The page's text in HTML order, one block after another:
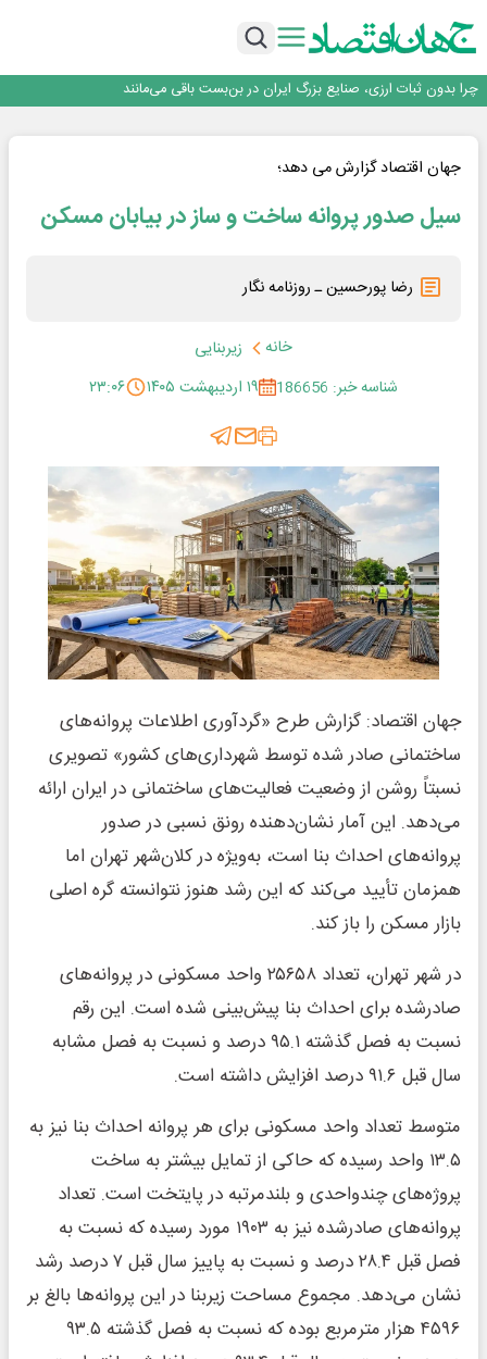
روزنامه ۱۷ مرداد
چرا بدون ثبات ارزی، صنایع بزرگ ایران در بن‌بست باقی می‌مانند
روزنامه ۱۷ مرداد
جهان اقتصاد گزارش می دهد؛
سیل صدور پروانه ساخت و ساز در بیابان مسکن
رضا پورحسین ـ روزنامه نگار
خانه
زیربنایی
شناسه خبر: 186656
۱۹ اردیبهشت ۱۴۰۵ ۲۳:۰۶
جهان اقتصاد: گزارش طرح «گردآوری اطلاعات پروانه‌های
ساختمانی صادر شده توسط شهرداری‌های کشور» تصویری
نسبتاً روشن از وضعیت فعالیت‌های ساختمانی در ایران ارائه
می‌دهد. این آمار نشان‌دهنده رونق نسبی در صدور
پروانه‌های احداث بنا است، به‌ویژه در کلان‌شهر تهران اما
همزمان تأیید می‌کند که این رشد هنوز نتوانسته گره اصلی
بازار مسکن را باز کند.
در شهر تهران، تعداد ۲۵۶۵۸ واحد مسکونی در پروانه‌های
صادرشده برای احداث بنا پیش‌بینی شده است. این رقم
نسبت به فصل گذشته ۹۵.۱ درصد و نسبت به فصل مشابه
سال قبل ۹۱.۶ درصد افزایش داشته است.
متوسط تعداد واحد مسکونی برای هر پروانه احداث بنا نیز به
۱۳.۵ واحد رسیده که حاکی از تمایل بیشتر به ساخت
پروژه‌های چندواحدی و بلندمرتبه در پایتخت است. تعداد
پروانه‌های صادرشده نیز به ۱۹۰۳ مورد رسیده که نسبت به
فصل قبل ۲۸.۴ درصد و نسبت به پاییز سال قبل ۷ درصد رشد
نشان می‌دهد. مجموع مساحت زیربنا در این پروانه‌ها بالغ بر
۴۵۹۶ هزار مترمربع بوده که نسبت به فصل گذشته ۹۳.۵